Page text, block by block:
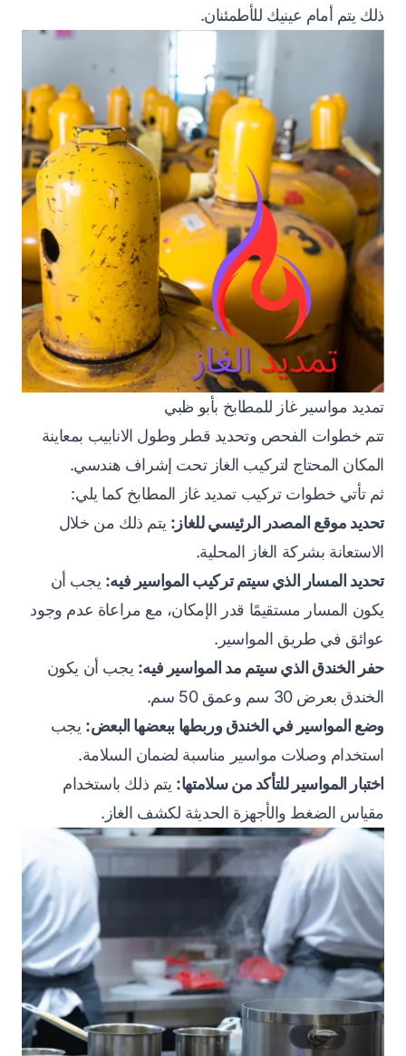
ذلك يتم أمام عينيك للأطمئنان.
تمديد مواسير غاز للمطابخ بأبو ظبي
تتم خطوات الفحص وتحديد قطر وطول الانابيب بمعاينة
المكان المحتاج لتركيب الغاز تحت إشراف هندسي.
ثم تأتي خطوات تركيب تمديد غاز المطابخ كما يلي:
تحديد موقع المصدر الرئيسي للغاز: يتم ذلك من خلال
الاستعانة بشركة الغاز المحلية.
تحديد المسار الذي سيتم تركيب المواسير فيه: يجب أن
يكون المسار مستقيمًا قدر الإمكان، مع مراعاة عدم وجود
عوائق في طريق المواسير.
حفر الخندق الذي سيتم مد المواسير فيه: يجب أن يكون
الخندق بعرض 30 سم وعمق 50 سم.
وضع المواسير في الخندق وربطها ببعضها البعض: يجب
استخدام وصلات مواسير مناسبة لضمان السلامة.
اختبار المواسير للتأكد من سلامتها: يتم ذلك باستخدام
مقياس الضغط والأجهزة الحديثة لكشف الغاز.